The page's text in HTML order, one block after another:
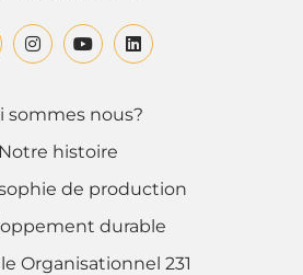
sommes nous?
Notre histoire
de production
durable
Organisationnel 231